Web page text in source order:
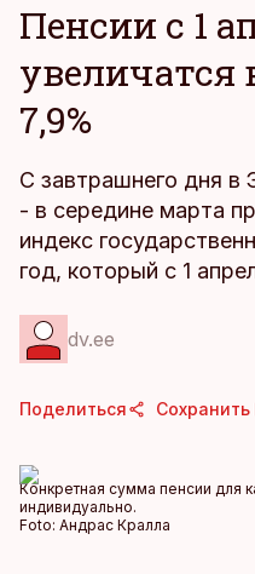
Пенсии с 1
увеличатся
7,9%
С завтрашнего дня в
- в середине марта
индекс
год, который с 1
dv.ee
Поделиться Сохранить
Конкретная сумма пенсии для
индивидуально.
Foto: Андрас Кралла